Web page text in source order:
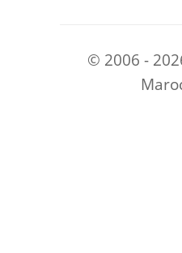
© 2006 -